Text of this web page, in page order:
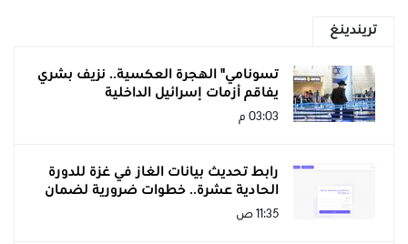
تريندينغ
تسونامي" الهجرة العكسية.. نزيف بشري
يفاقم أزمات إسرائيل الداخلية
03:03 م
رابط تحديث بيانات الغاز في غزة للدورة
الحادية عشرة.. خطوات ضرورية لضمان
وصول الخدمة
11:35 ص